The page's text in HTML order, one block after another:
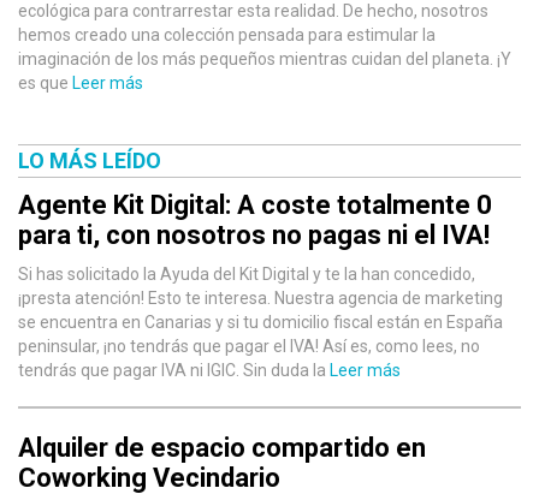
ecológica para contrarrestar esta realidad. De hecho, nosotros
hemos creado una colección pensada para estimular la
imaginación de los más pequeños mientras cuidan del planeta. ¡Y
es que Leer más
LO MÁS LEÍDO
Agente Kit Digital: A coste totalmente 0
para ti, con nosotros no pagas ni el IVA!
Si has solicitado la Ayuda del Kit Digital y te la han concedido,
¡presta atención! Esto te interesa. Nuestra agencia de marketing
se encuentra en Canarias y si tu domicilio fiscal están en España
peninsular, ¡no tendrás que pagar el IVA! Así es, como lees, no
tendrás que pagar IVA ni IGIC. Sin duda la Leer más
Alquiler de espacio compartido en
Coworking Vecindario